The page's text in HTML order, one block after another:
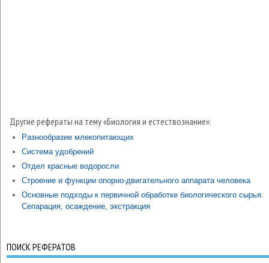
Другие рефераты на тему «Биология и естествознание»:
Разнообразие млекопитающих
Система удобрений
Отдел красные водоросли
Строение и функции опорно-двигательного аппарата человека
Основные подходы к первичной обработке биологического сырья.
Сепарация, осаждение, экстракция
ПОИСК РЕФЕРАТОВ